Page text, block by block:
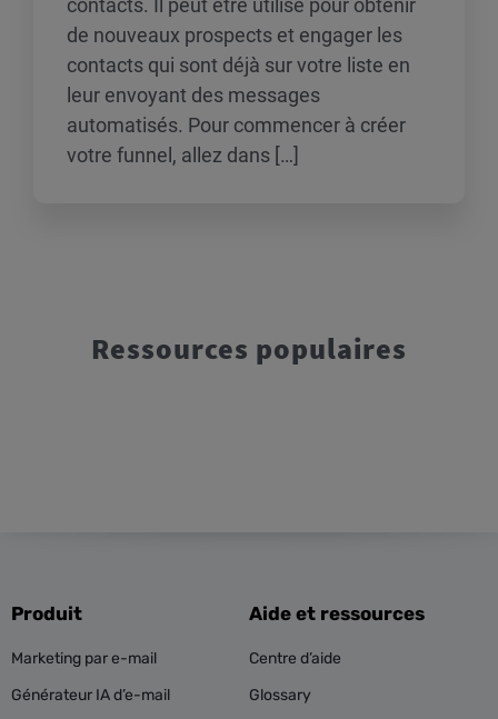
contacts. Il peut être utilisé pour obtenir
de nouveaux prospects et engager les
contacts qui sont déjà sur votre liste en
leur envoyant des messages
automatisés. Pour commencer à créer
votre funnel, allez dans […]
Ressources populaires
Produit
Marketing par e-mail
Générateur IA d’e-mail
Aide et ressources
Centre d’aide
Glossary